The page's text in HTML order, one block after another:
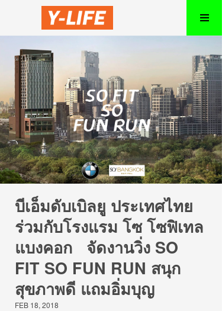
บีเอ็มดับเบิลยู ประเทศไทย
ร่วมกับโรงแรม โซ โซฟิเทล
แบงคอก จัดงานวิ่ง SO
FIT SO FUN RUN สนุก
สุขภาพดี แถมอิ่มบุญ
FEB 18, 2018